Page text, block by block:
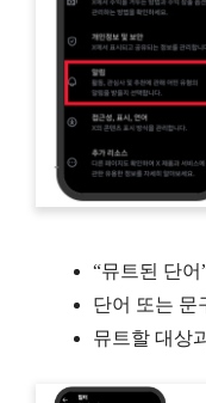
“뮤트된 단어
단어 또는 문
뮤트할 대상